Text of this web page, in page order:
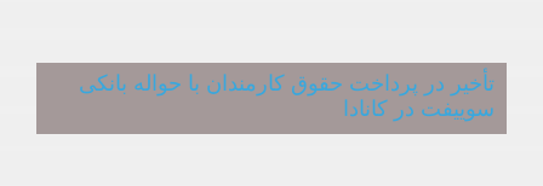
تأخیر در پرداخت حقوق کارمندان با حواله بانکی
سوییفت در کانادا